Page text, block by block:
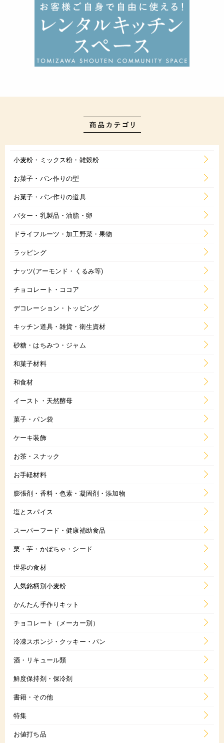
小麦粉・ミックス粉・雑穀粉
お菓子・パン作りの型
お菓子・パン作りの道具
バター・乳製品・油脂・卵
ドライフルーツ・加工野菜・果物
ラッピング
ナッツ(アーモンド・くるみ等)
チョコレート・ココア
デコレーション・トッピング
キッチン道具・雑貨・衛生資材
砂糖・はちみつ・ジャム
和菓子材料
和食材
イースト・天然酵母
菓子・パン袋
ケーキ装飾
お茶・スナック
お手軽材料
膨張剤・香料・色素・凝固剤・添加物
塩とスパイス
スーパーフード・健康補助食品
栗・芋・かぼちゃ・シード
世界の食材
人気銘柄別小麦粉
かんたん手作りキット
チョコレート（メーカー別）
冷凍スポンジ・クッキー・パン
酒・リキュール類
鮮度保持剤・保冷剤
書籍・その他
特集
お値打ち品